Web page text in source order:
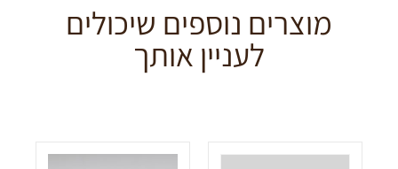
מוצרים נוספים שיכולים
לעניין אותך